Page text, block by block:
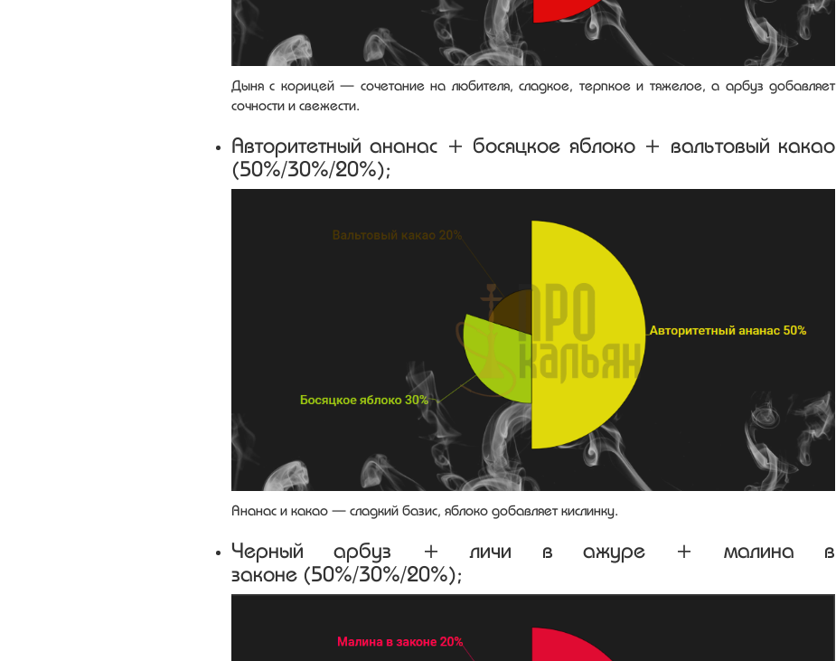
Дыня с корицей — сочетание на любителя, сладкое, терпкое и тяжелое, а арбуз добавляет
сочности и свежести.
Авторитетный ананас + босяцкое яблоко + вальтовый какао
(50%/30%/20%);
Ананас и какао — сладкий базис, яблоко добавляет кислинку.
Черный арбуз + личи в ажуре + малина в
законе (50%/30%/20%);